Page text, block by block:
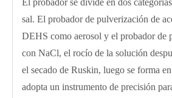
El probador se divide en dos
sal. El probador de pulverización de
DEHS como aerosol y el probador de
con NaCl, el rocío de la solución
el secado de Ruskin, luego se forma
adopta un instrumento de precisión